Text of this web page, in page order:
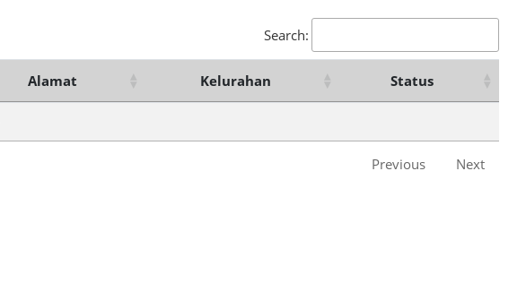
Search:
Alamat Kelurahan Status
Previous Next